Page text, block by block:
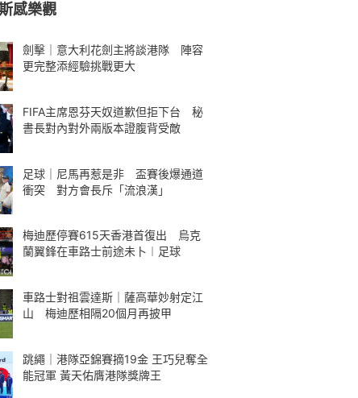
感樂觀
劍擊｜意大利花劍主將談港隊 陣容
更完整添經驗挑戰更大
FIFA主席恩芬天奴道歉但拒下台 秘
書長對內對外兩版本證腹背受敵
足球｜尼馬再惹是非 盃賽後爆通道
衝突 對方會長斥「流浪漢」
梅迪歷停賽615天香港首復出 烏克
蘭翼鋒在車路士前途未卜︱足球
車路士對祖雲達斯｜薩高華妙射定江
山 梅迪歷相隔20個月再披甲
跳繩｜港隊亞錦賽摘19金 王巧兒奪全
能冠軍 黃天佑膺港隊獎牌王